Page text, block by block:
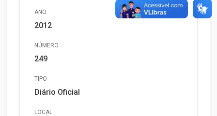
ANO
2012
NÚMERO
249
TIPO
Diário Oficial
LOCAL